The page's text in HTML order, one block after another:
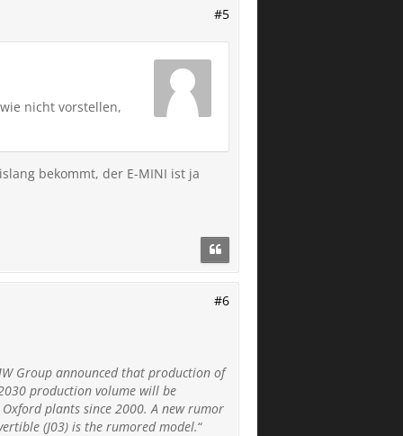
#5
nicht vorstellen,
bekommt, der E-MINI ist ja
#6
Group announced that production of
production volume will be
plants since 2000. A new rumor
(J03) is the rumored model.“